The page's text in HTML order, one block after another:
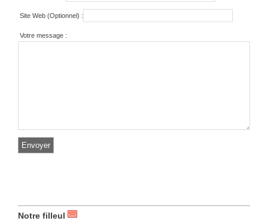
Site Web (Optionnel) :
Votre message :
Notre filleul